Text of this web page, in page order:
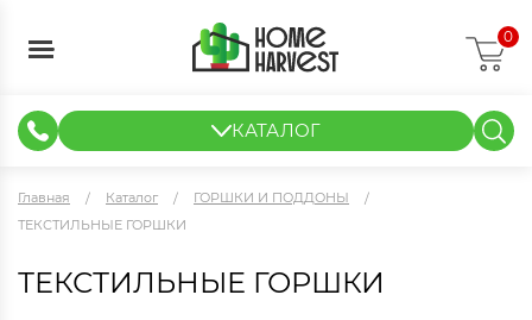
0
КАТАЛОГ
Главная Каталог
ГОРШКИ И ПОДДОНЫ
ТЕКСТИЛЬНЫЕ ГОРШКИ
ТЕКСТИЛЬНЫЕ ГОРШКИ